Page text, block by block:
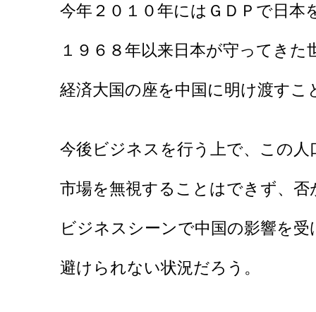
今年２０１０年にはＧＤＰで日本
１９６８年以来日本が守ってきた
経済大国の座を中国に明け渡すこ
今後ビジネスを行う上で、この人
市場を無視することはできず、否
ビジネスシーンで中国の影響を
避けられない状況だろう。